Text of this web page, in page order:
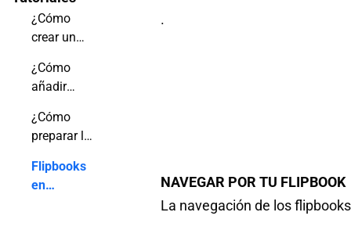
¿Cómo
crear un
animado
con Canva?
¿Cómo
añadir
privadas a
un
flipbook?
¿Cómo
preparar los
crear
flipbooks
Flipbooks
en
.
NAVEGAR POR TU FLIPBOOK
La navegación de los